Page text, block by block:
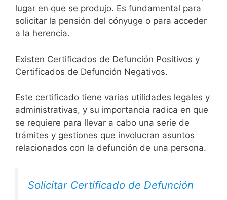
lugar en que se produjo. Es fundamental para
solicitar la pensión del cónyuge o para acceder
a la herencia.
Existen Certificados de Defunción Positivos y
Certificados de Defunción Negativos.
Este certificado tiene varias utilidades legales y
administrativas, y su importancia radica en que
se requiere para llevar a cabo una serie de
trámites y gestiones que involucran asuntos
relacionados con la defunción de una persona.
Solicitar Certificado de Defunción